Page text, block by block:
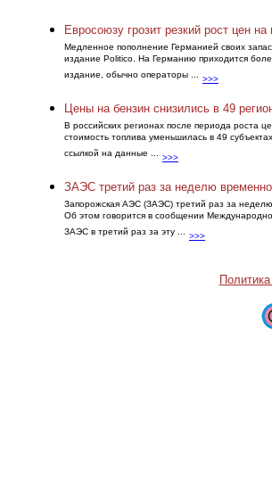
Евросоюзу грозит резкий рост цен
Медленное пополнение Германией своих
издание Politico. На Германию приходится
издание, обычно операторы ... >>>
Цены на бензин снизились в 49
В российских регионах после периода роста
стоимость топлива уменьшилась в 49
ссылкой на данные ... >>>
ЗАЭС третий раз за неделю
Запорожская АЭС (ЗАЭС) третий раз за
Об этом говорится в сообщении
ЗАЭС в третий раз за эту ... >>>